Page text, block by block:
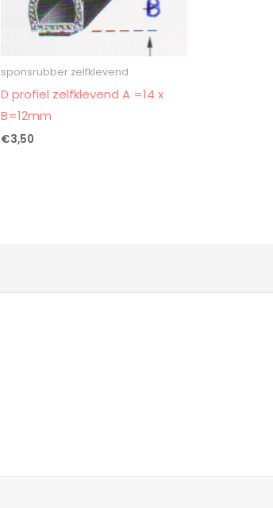
sponsrubber zelfklevend
D profiel zelfklevend A =14 x
B=12mm
€3,50